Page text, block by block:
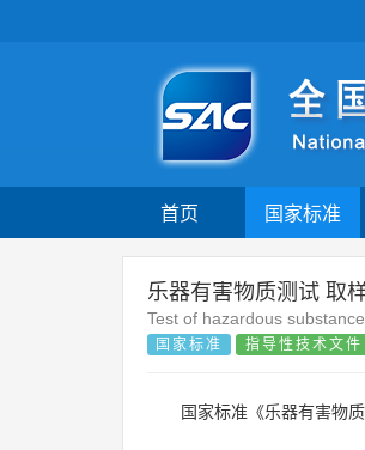
首页 国家标准
乐器有害物质测试 取
Test of hazardous
国家标准 指导性技术文件
国家标准《乐器有害物